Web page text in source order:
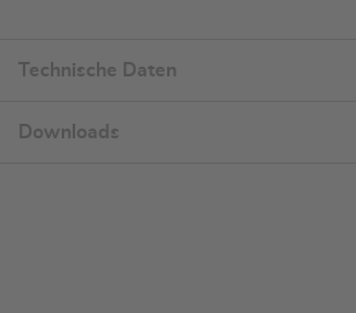
Technische Daten
Downloads